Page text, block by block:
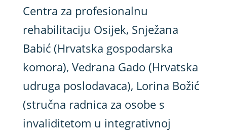
Centra za profesionalnu
rehabilitaciju Osijek, Snježana
Babić (Hrvatska gospodarska
komora), Vedrana Gado (Hrvatska
udruga poslodavaca), Lorina Božić
(stručna radnica za osobe s
invaliditetom u integrativnoj